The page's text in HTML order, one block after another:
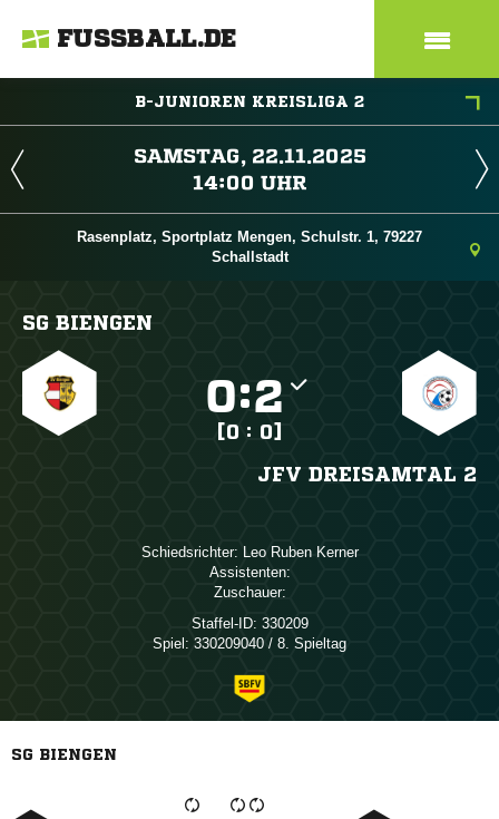
FUSSBALL.DE
B-JUNIOREN KREISLIGA 2
 
 
Rasenplatz, Sportplatz Mengen, Schulstr. 1, 79227
Schallstadt
SG BIENGEN
:
[0 : 0]
JFV DREISAMTAL 2
Schiedsrichter:   
Assistenten:
Zuschauer:
Staffel-ID: 330209
Spiel: 330209040 / 8. Spieltag
SG BIENGEN